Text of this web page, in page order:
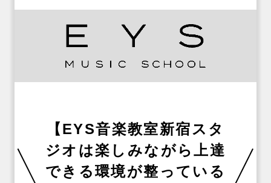
【EYS音楽教室新宿スタ
ジオは楽しみながら上達
できる環境が整っている